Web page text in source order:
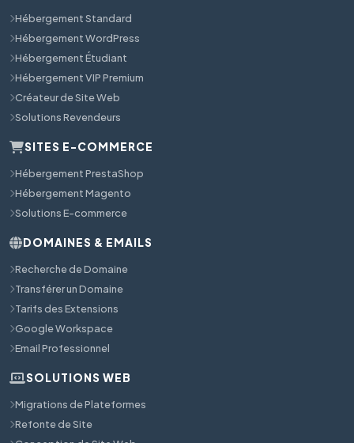
Hébergement Standard
Hébergement WordPress
Hébergement Étudiant
Hébergement VIP Premium
Créateur de Site Web
Solutions Revendeurs
SITES E-COMMERCE
Hébergement PrestaShop
Hébergement Magento
Solutions E-commerce
DOMAINES & EMAILS
Recherche de Domaine
Transférer un Domaine
Tarifs des Extensions
Google Workspace
Email Professionnel
SOLUTIONS WEB
Migrations de Plateformes
Refonte de Site